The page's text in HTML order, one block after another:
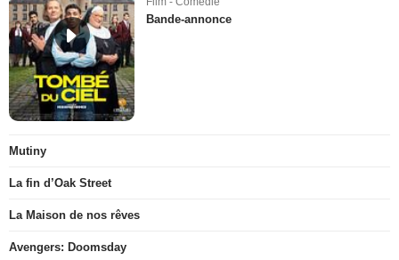
Bande-annonce
Mutiny
La fin d’Oak Street
La Maison de nos rêves
Avengers: Doomsday